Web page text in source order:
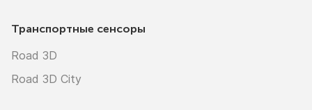
Транспортные сенсоры
Road 3D
Road 3D City